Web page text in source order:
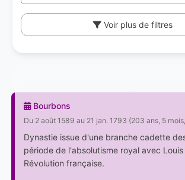
Voir plus de filtres
Bourbons
Du 2 août 1589 au 21 jan. 1793 (203 ans, 5
Dynastie issue d'une branche cadette
période de l'absolutisme royal avec Louis
Révolution française.